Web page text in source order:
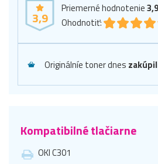
3,9
Priemerné hodnotenie3,9
Ohodnotiť:
Originálníe toner dnes
Kompatibilné tlačiarne
OKI C301